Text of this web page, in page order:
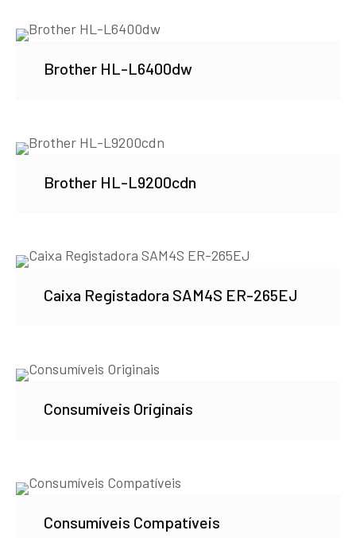
Brother HL-L6400dw
Brother HL-L9200cdn
Caixa Registadora SAM4S ER-265EJ
Consumíveis Originais
Consumíveis Compatíveis